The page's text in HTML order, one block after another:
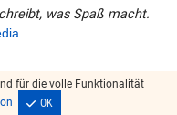
was Spaß macht.
für die volle Funktionalität
OK